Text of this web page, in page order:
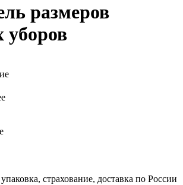
размеров
уборов
страхование, доставка по России